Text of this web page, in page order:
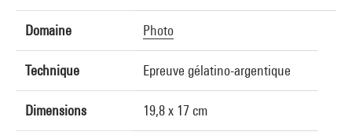
Domaine Photo
Technique Epreuve gélatino-argentique
Dimensions 19,8 x 17 cm